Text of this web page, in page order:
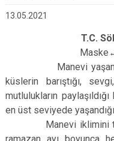
Didim
Karacasu
Karpuzlu
Koçarlı
13.05.2021
T.C.
Manevi
küslerin barıştığı,
mutlulukların
en üst seviyede
Manevi iklimini tam